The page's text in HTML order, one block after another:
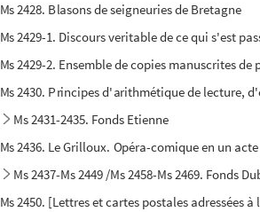
Ms 2428. Blasons de seigneuries de Bretagne
Ms 2429-1. Discours veritable de ce qui s'est
Ms 2429-2. Ensemble de copies manuscrites
Ms 2430. Principes d'arithmétique de lecture,
Ms 2431-2435. Fonds Etienne
Ms 2436. Le Grilloux. Opéra-comique en un acte
Ms 2437-Ms 2449 /Ms 2458-Ms 2469. Fonds
Ms 2450. [Lettres et cartes postales adressées